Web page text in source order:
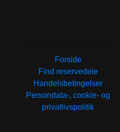
Forside
Find reservedele
Handelsbetingelser
Persondata-, cookie- og
privatlivspolitik